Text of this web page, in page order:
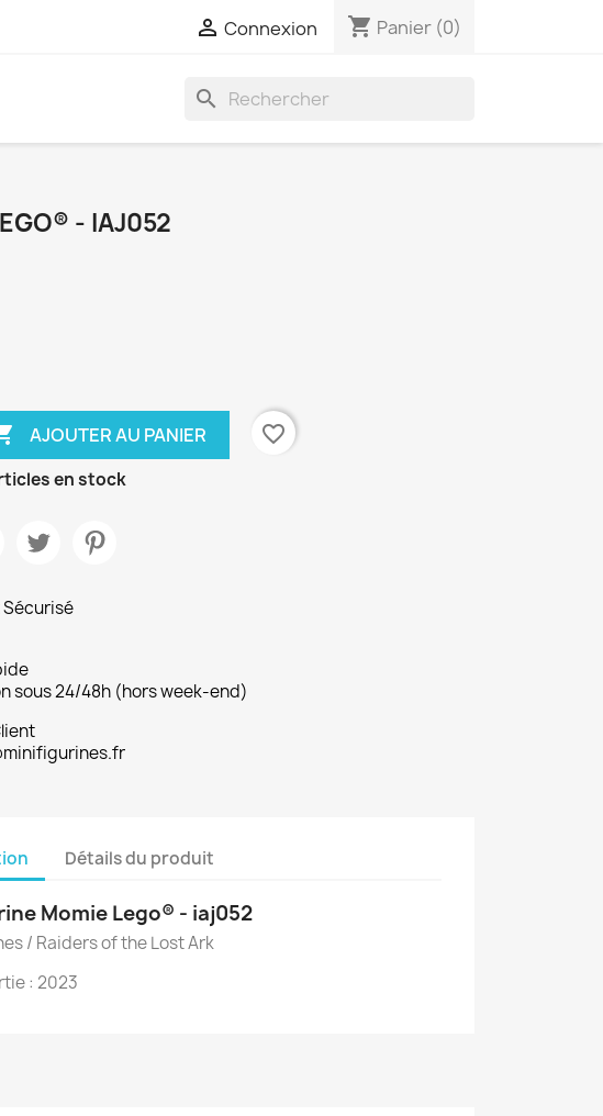
 Connexion shopping_cart Panier (0)
search
- IAJ052
AJOUTER AU PANIER
favorite_border
en stock
Sécurisé
sous 24/48h (hors week-end)
Détails du produit
Momie Lego® - iaj052
/ Raiders of the Lost Ark
: 2023